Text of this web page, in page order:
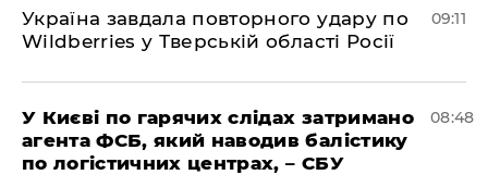
Україна завдала повторного удару по
Wildberries у Тверській області Росії
09:11
У Києві по гарячих слідах затримано
агента ФСБ, який наводив балістику
по логістичних центрах, – СБУ
08:48